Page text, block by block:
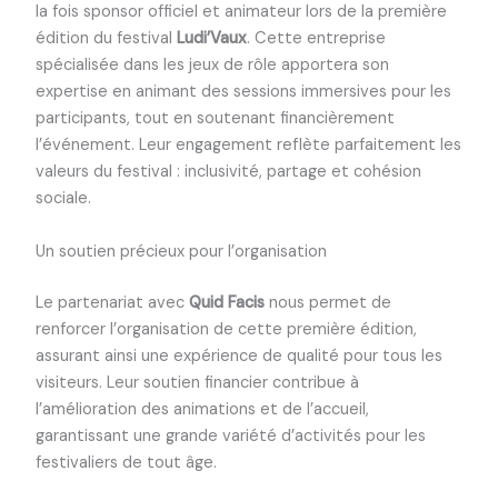
la fois sponsor officiel et animateur lors de la première
édition du festival Ludi’Vaux. Cette entreprise
spécialisée dans les jeux de rôle apportera son
expertise en animant des sessions immersives pour les
participants, tout en soutenant financièrement
l’événement. Leur engagement reflète parfaitement les
valeurs du festival : inclusivité, partage et cohésion
sociale.
Un soutien précieux pour l’organisation
Le partenariat avec Quid Facisnous permet de
renforcer l’organisation de cette première édition,
assurant ainsi une expérience de qualité pour tous les
visiteurs. Leur soutien financier contribue à
l’amélioration des animations et de l’accueil,
garantissant une grande variété d’activités pour les
festivaliers de tout âge.